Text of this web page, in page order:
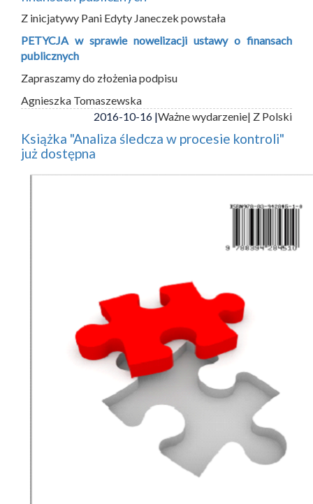
Z inicjatywy Pani Edyty Janeczek powstała
PETYCJA w sprawie nowelizacji ustawy o finansach
publicznych
Zapraszamy do złożenia podpisu
Agnieszka Tomaszewska
2016-10-16 |Ważne wydarzenie| Z Polski
Książka "Analiza śledcza w procesie kontroli"
już dostępna